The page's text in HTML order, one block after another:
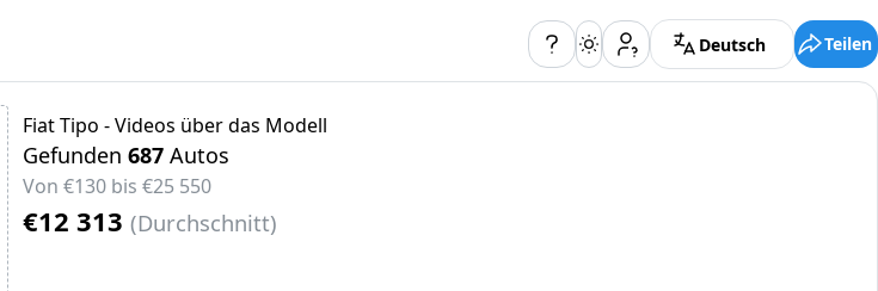
Deutsch Teilen
Fiat Tipo - Videos über das Modell
Gefunden 687 Autos
Von €130 bis €25 550
€12 313 (Durchschnitt)